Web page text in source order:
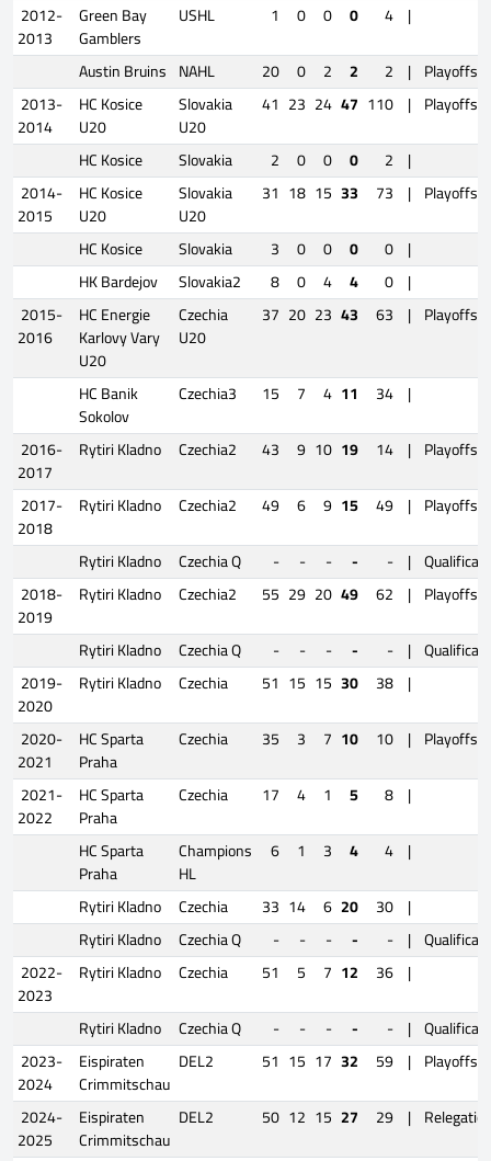
2012-
2013
Green Bay
Gamblers
USHL 1 0 0 0 4 |
Austin Bruins NAHL 20 0 2 2 2 | Playoffs
2013-
2014
HC Kosice
U20
Slovakia
U20
41 23 24 47 110 | Playoffs
HC Kosice
Slovakia 2 0 0 0 2 |
2014-
2015
HC Kosice
U20
Slovakia
U20
31 18 15 33 73 | Playoffs
HC Kosice
Slovakia 3 0 0 0 0 |
HK Bardejov
Slovakia2 8 0 4 4 0 |
2015-
2016
HC Energie
Karlovy Vary
U20
Czechia
U20
37 20 23 43 63 | Playoffs
HC Banik
Sokolov
Czechia3 15 7 4 11 34 |
2016-
2017
Rytiri Kladno Czechia2 43 9 10 19 14 | Playoffs
2017-
2018
Rytiri Kladno Czechia2 49 6 9 15 49 | Playoffs
Rytiri Kladno
Czechia Q - - - - - |
2018-
2019
Rytiri Kladno Czechia2 55 29 20 49 62 | Playoffs
Rytiri Kladno
Czechia Q - - - - - |
2019-
2020
Rytiri Kladno Czechia 51 15 15 30 38 |
2020-
2021
HC Sparta
Praha
Czechia 35 3 7 10 10 | Playoffs
2021-
2022
HC Sparta
Praha
Czechia 17 4 1 5 8 |
HC Sparta
Praha
Champions
HL
6 1 3 4 4 |
Rytiri Kladno
Czechia 33 14 6 20 30 |
Rytiri Kladno
Czechia Q - - - - - |
2022-
2023
Rytiri Kladno Czechia 51 5 7 12 36 |
Rytiri Kladno
Czechia Q - - - - - |
2023-
2024
Eispiraten
Crimmitschau
DEL2 51 15 17 32 59 | Playoffs
2024-
2025
Eispiraten
Crimmitschau
DEL2 50 12 15 27 29 |